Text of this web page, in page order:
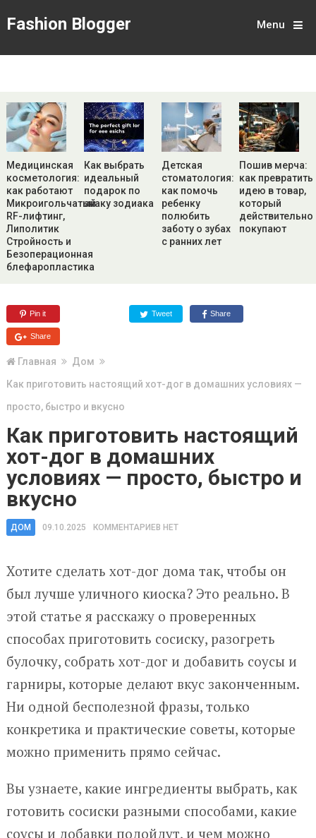
Fashion Blogger Menu
Медицинская
косметология:
как работают
Микроигольчатый
RF-лифтинг,
Липолитик
Стройность и
Безоперационная
блефаропластика
Как выбрать
идеальный
подарок по
знаку зодиака
Детская
стоматология:
как помочь
ребенку
полюбить
заботу о зубах
с ранних лет
Пошив мерча:
как превратить
идею в товар,
который
действительно
покупают
Pin it Tweet Share
Share
Главная
Дом
Как приготовить настоящий хот-дог в домашних условиях —
просто, быстро и вкусно
Как приготовить настоящий
хот-дог в домашних
условиях — просто, быстро и
вкусно
ДОМ 09.10.2025 КОММЕНТАРИЕВ НЕТ
Хотите сделать хот-дог дома так, чтобы он
был лучше уличного киоска? Это реально. В
этой статье я расскажу о проверенных
способах приготовить сосиску, разогреть
булочку, собрать хот-дог и добавить соусы и
гарниры, которые делают вкус законченным.
Ни одной бесполезной фразы, только
конкретика и практические советы, которые
можно применить прямо сейчас.
Вы узнаете, какие ингредиенты выбрать, как
готовить сосиски разными способами, какие
соусы и добавки подойдут, и чем можно